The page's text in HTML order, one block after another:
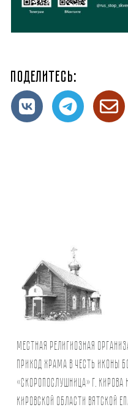
Поделитесь:
Местная религиозная
Приход храма в честь иконы
«Скоропослушница» г. Кирова
Кировской области Вятской